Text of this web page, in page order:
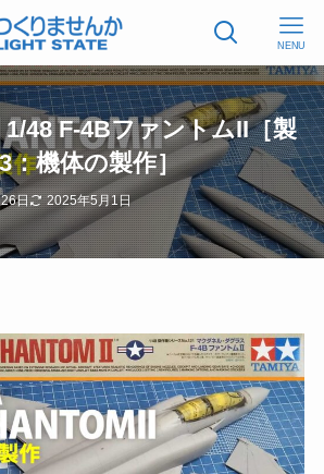
NENU
48 F-4BファントムII［製
：機体の製作］
日 2025年5月1日